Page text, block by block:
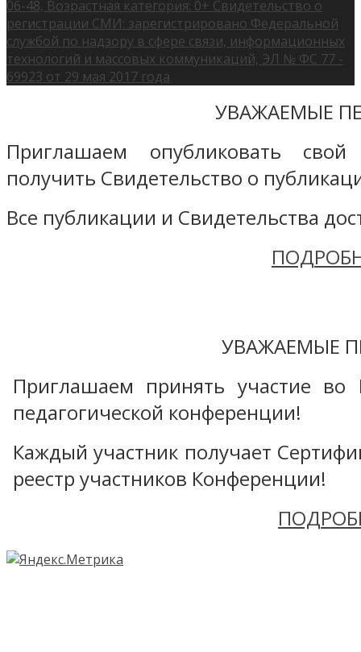
06-48, Возрастная категория: 0+ Свидетельство о
регистрации СМИ: зарегистрировано Федеральной
службой по надзору в сфере связи, информационных
технологий и массовых коммуникаций, ЭЛ № ФС 77 -
69923 от 29 мая 2017 года
УВАЖАЕМЫЕ
Приглашаем опубликовать
получить Свидетельство о
Все публикации и Свидетельства
УВАЖАЕМЫЕ
Приглашаем принять участие во
педагогической конференции!
Каждый участник получает
реестр участников Конференции!